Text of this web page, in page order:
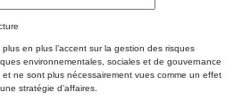
en plus l’accent sur la gestion des risques
environnementales, sociales et de gouvernance
ne sont plus nécessairement vues comme un effet
stratégie d’affaires.